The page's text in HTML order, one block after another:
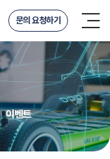
문의 요청하기
이벤트